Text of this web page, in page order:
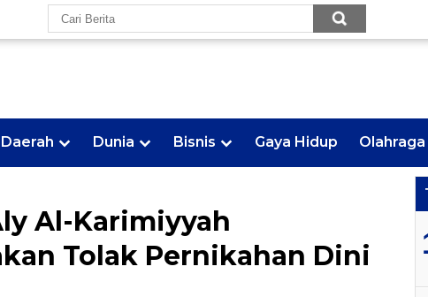
Daerah Dunia Bisnis Gaya Hidup Olahraga
Al-Karimiyyah
Tolak Pernikahan Dini